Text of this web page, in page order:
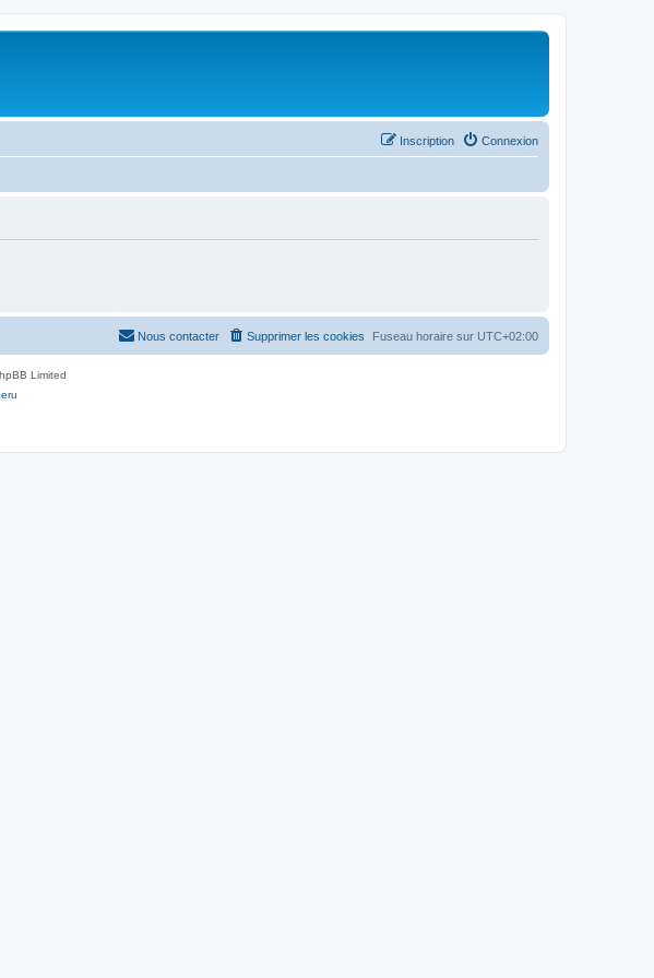
Connexion
Inscription
Fuseau horaire sur UTC+02:00
Supprimer les cookies
Nous contacter
Limited